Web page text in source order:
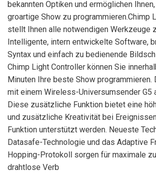
bekannten Optiken und ermöglichen
groartige Show zu programmieren.Chimp
stellt Ihnen alle notwendigen Werkzeuge
Intelligente, intern entwickelte Software,
Syntax und einfach zu bedienende
Chimp Light Controller können Sie
Minuten Ihre beste Show programmieren.
mit einem Wireless-Universumsender G5
Diese zusätzliche Funktion bietet eine
und zusätzliche Kreativität bei
Funktion unterstützt werden. Neueste
Datasafe-Technologie und das Adaptive
Hopping-Protokoll sorgen für maximale
drahtlose Verb